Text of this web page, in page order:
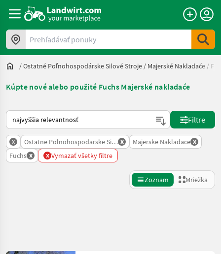
Prehľadávať ponuky
/Ostatné Poľnohospodárske Silové Stroje / Majerské Nakladaće /
Kúpte nové alebo použité Fuchs Majerské nakladaće
Takto sa vykonáva triedenie na Landwirt.com
Filtre
x Ostatne Polnohospodarske Silove Stroje
x Majerske Nakladace x
Fuchs x x Vymazať všetky filtre
Zoznam Mriežka